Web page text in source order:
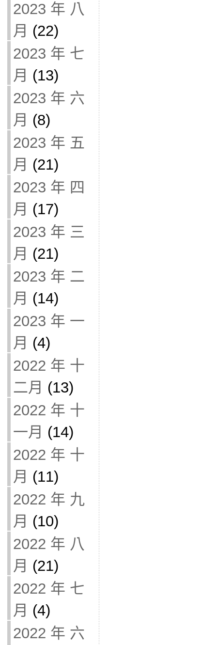
2023 年 八
月 (22)
2023 年 七
月 (13)
2023 年 六
月 (8)
2023 年 五
月 (21)
2023 年 四
月 (17)
2023 年 三
月 (21)
2023 年 二
月 (14)
2023 年 一
月 (4)
2022 年 十
二月 (13)
2022 年 十
一月 (14)
2022 年 十
月 (11)
2022 年 九
月 (10)
2022 年 八
月 (21)
2022 年 七
月 (4)
2022 年 六